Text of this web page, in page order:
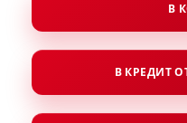
В
В КРЕДИТ